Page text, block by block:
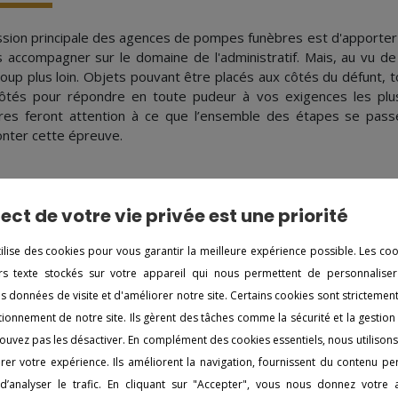
principale des agences de pompes funèbres est
accompagner sur le domaine de l'administratif. Mais, au vu
plus loin. Objets pouvant être placés aux côtés du
pour répondre en toute pudeur à vos exigences les
feront attention à ce que l’ensemble des étapes se
cette épreuve.
autres agences à proximité
funèbres à Allennes-les-Marais
funèbres à Aniche
funèbres à Annœullin
funèbres à Anzin
Pompes
Pompes
Pompes
Pompes
de votre vie privée est une priorité
des cookies pour vous garantir la meilleure expérience possible. Les
texte stockés sur votre appareil qui nous permettent de
données de visite et d'améliorer notre site. Certains cookies sont
de notre site. Ils gèrent des tâches comme la sécurité et la gestion
pas les désactiver. En complément des cookies essentiels, nous
votre expérience. Ils améliorent la navigation, fournissent du contenu
le trafic. En cliquant sur "Accepter", vous nous donnez votre